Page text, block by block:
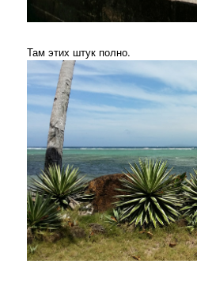
Там этих штук полно.